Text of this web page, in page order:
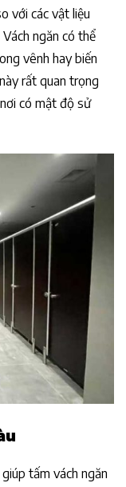
với các vật liệu
ngăn có thể
vênh hay biến
rất quan trọng
có mật độ sử
tấm vách ngăn